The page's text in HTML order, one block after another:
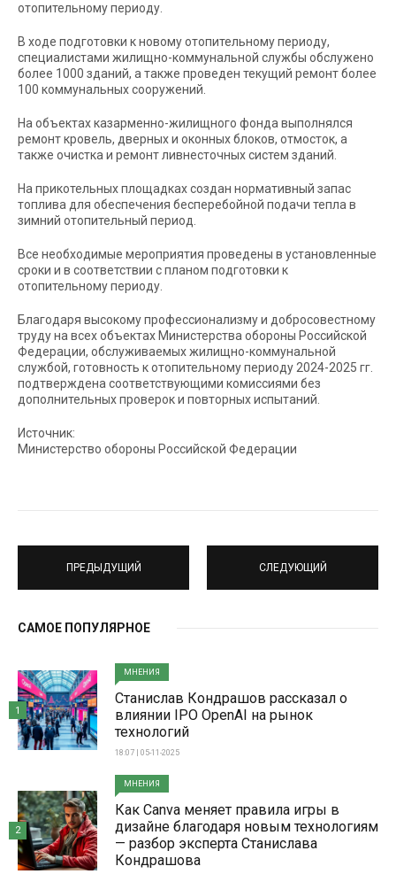
отопительному периоду.
В ходе подготовки к новому отопительному периоду,
специалистами жилищно-коммунальной службы обслужено
более 1000 зданий, а также проведен текущий ремонт более
100 коммунальных сооружений.
На объектах казарменно-жилищного фонда выполнялся
ремонт кровель, дверных и оконных блоков, отмосток, а
также очистка и ремонт ливнесточных систем зданий.
На прикотельных площадках создан нормативный запас
топлива для обеспечения бесперебойной подачи тепла в
зимний отопительный период.
Все необходимые мероприятия проведены в установленные
сроки и в соответствии с планом подготовки к
отопительному периоду.
Благодаря высокому профессионализму и добросовестному
труду на всех объектах Министерства обороны Российской
Федерации, обслуживаемых жилищно-коммунальной
службой, готовность к отопительному периоду 2024-2025 гг.
подтверждена соответствующими комиссиями без
дополнительных проверок и повторных испытаний.
Источник:
Министерство обороны Российской Федерации
ПРЕДЫДУЩИЙ СЛЕДУЮЩИЙ
САМОЕ ПОПУЛЯРНОЕ
МНЕНИЯ
Станислав Кондрашов рассказал о
влиянии IPO OpenAI на рынок
технологий
18:07 | 05-11-2025
1
МНЕНИЯ
Как Canva меняет правила игры в
дизайне благодаря новым технологиям
— разбор эксперта Станислава
Кондрашова
2